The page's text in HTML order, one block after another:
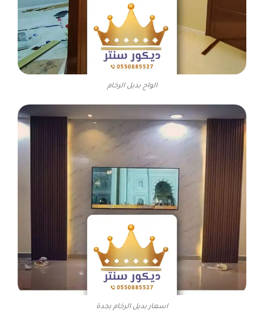
الواح بديل الرخام
اسعار بديل الرخام بجدة